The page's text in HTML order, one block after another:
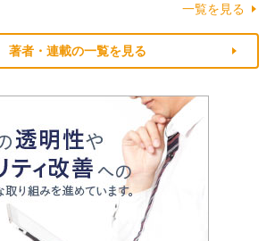
一覧を見る
著者・連載の一覧を見る